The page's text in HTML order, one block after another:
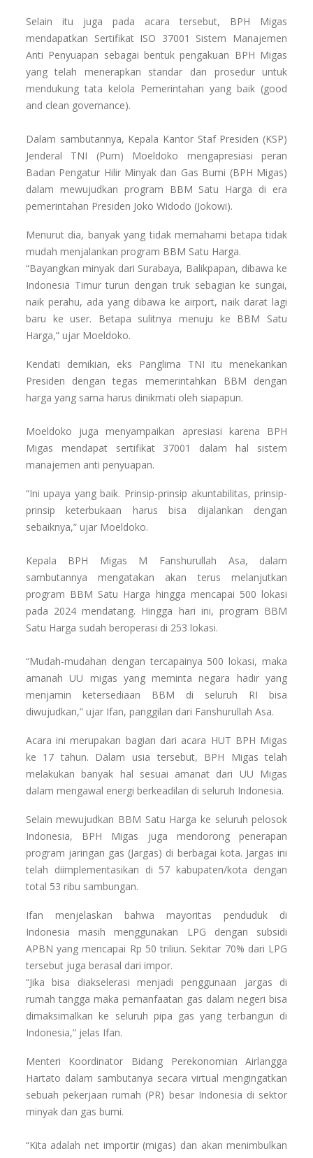
Selain itu juga pada acara tersebut, BPH Migas
mendapatkan Sertifikat ISO 37001 Sistem Manajemen
Anti Penyuapan sebagai bentuk pengakuan BPH Migas
yang telah menerapkan standar dan prosedur untuk
mendukung tata kelola Pemerintahan yang baik (good
and clean governance).
Dalam sambutannya, Kepala Kantor Staf Presiden (KSP)
Jenderal TNI (Purn) Moeldoko mengapresiasi peran
Badan Pengatur Hilir Minyak dan Gas Bumi (BPH Migas)
dalam mewujudkan program BBM Satu Harga di era
pemerintahan Presiden Joko Widodo (Jokowi).
Menurut dia, banyak yang tidak memahami betapa tidak
mudah menjalankan program BBM Satu Harga.
“Bayangkan minyak dari Surabaya, Balikpapan, dibawa ke
Indonesia Timur turun dengan truk sebagian ke sungai,
naik perahu, ada yang dibawa ke airport, naik darat lagi
baru ke user. Betapa sulitnya menuju ke BBM Satu
Harga,” ujar Moeldoko.
Kendati demikian, eks Panglima TNI itu menekankan
Presiden dengan tegas memerintahkan BBM dengan
harga yang sama harus dinikmati oleh siapapun.
Moeldoko juga menyampaikan apresiasi karena BPH
Migas mendapat sertifikat 37001 dalam hal sistem
manajemen anti penyuapan.
“Ini upaya yang baik. Prinsip-prinsip akuntabilitas, prinsip-
prinsip keterbukaan harus bisa dijalankan dengan
sebaiknya,” ujar Moeldoko.
Kepala BPH Migas M Fanshurullah Asa, dalam
sambutannya mengatakan akan terus melanjutkan
program BBM Satu Harga hingga mencapai 500 lokasi
pada 2024 mendatang. Hingga hari ini, program BBM
Satu Harga sudah beroperasi di 253 lokasi.
“Mudah-mudahan dengan tercapainya 500 lokasi, maka
amanah UU migas yang meminta negara hadir yang
menjamin ketersediaan BBM di seluruh RI bisa
diwujudkan,” ujar Ifan, panggilan dari Fanshurullah Asa.
Acara ini merupakan bagian dari acara HUT BPH Migas
ke 17 tahun. Dalam usia tersebut, BPH Migas telah
melakukan banyak hal sesuai amanat dari UU Migas
dalam mengawal energi berkeadilan di seluruh Indonesia.
Selain mewujudkan BBM Satu Harga ke seluruh pelosok
Indonesia, BPH Migas juga mendorong penerapan
program jaringan gas (Jargas) di berbagai kota. Jargas ini
telah diimplementasikan di 57 kabupaten/kota dengan
total 53 ribu sambungan.
Ifan menjelaskan bahwa mayoritas penduduk di
Indonesia masih menggunakan LPG dengan subsidi
APBN yang mencapai Rp 50 triliun. Sekitar 70% dari LPG
tersebut juga berasal dari impor.
“Jika bisa diakselerasi menjadi penggunaan jargas di
rumah tangga maka pemanfaatan gas dalam negeri bisa
dimaksimalkan ke seluruh pipa gas yang terbangun di
Indonesia,” jelas Ifan.
Menteri Koordinator Bidang Perekonomian Airlangga
Hartato dalam sambutanya secara virtual mengingatkan
sebuah pekerjaan rumah (PR) besar Indonesia di sektor
minyak dan gas bumi.
“Kita adalah net importir (migas) dan akan menimbulkan